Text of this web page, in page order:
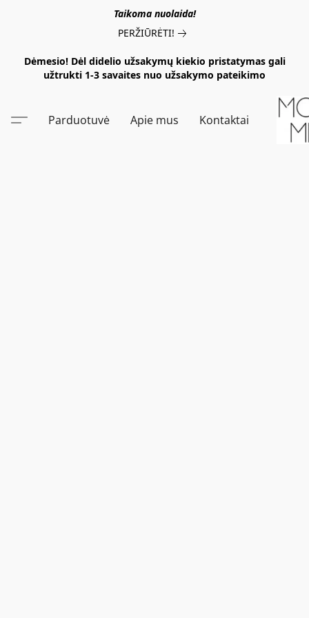
Taikoma nuolaida!
PERŽIŪRĖTI!
Dėmesio! Dėl didelio užsakymų kiekio pristatymas gali
užtrukti 1-3 savaites nuo užsakymo pateikimo
Parduotuvė Apie mus Kontaktai